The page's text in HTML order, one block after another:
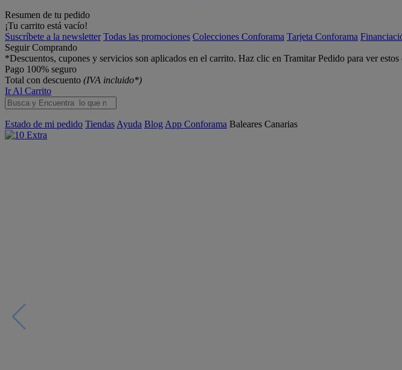
Resumen de tu pedido
¡Tu carrito está vacío!
Suscríbete a la newsletter Todas las promociones Colecciones Conforama Tarjeta Conforama
Seguir Comprando
*Descuentos, cupones y servicios son aplicados en el carrito. Haz clic en Tramitar Pedido para ver estos
Pago 100% seguro
Total con descuento (IVA incluido*)
Ir Al Carrito
Estado de mi pedido Tiendas Ayuda Blog App Conforama Baleares Canarias